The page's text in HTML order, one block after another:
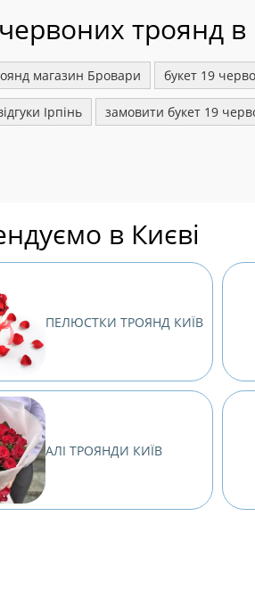
троянд в
магазин Бровари букет 19
Ірпінь замовити букет 19
в Києві
ПЕЛЮСТКИ ТРОЯНД КИЇВ
АЛІ ТРОЯНДИ КИЇВ